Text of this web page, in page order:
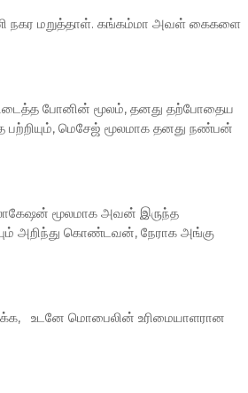
நகர மறுத்தாள். கங்கம்மா அவள் கைகளை
போனின் மூலம், தனது தற்போதைய
மெசேஜ் மூலமாக தனது நண்பன்
மூலமாக அவன் இருந்த
அறிந்து கொண்டவன், நேராக அங்கு
உடனே மொபைலின் உரிமையாளரான